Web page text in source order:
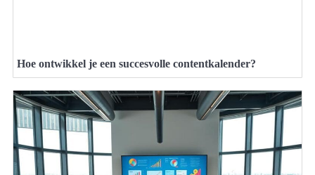
Hoe ontwikkel je een succesvolle contentkalender?